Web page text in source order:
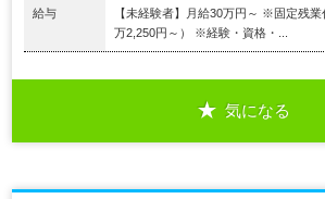
給与
【未経験者】月給30万円～ ※固定残
万2,250円～） ※経験・資格・...
気になる